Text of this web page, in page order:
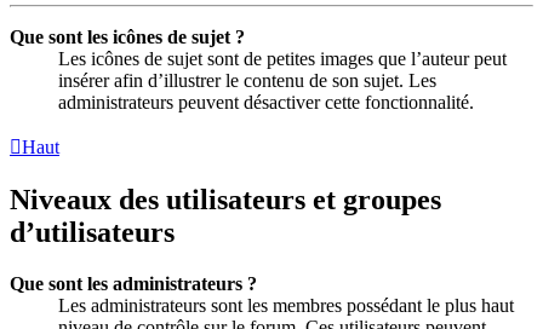
Que sont les icônes de sujet ?
Les icônes de sujet sont de petites images que l’auteur peut
insérer afin d’illustrer le contenu de son sujet. Les
administrateurs peuvent désactiver cette fonctionnalité.
Haut
Niveaux des utilisateurs et groupes
d’utilisateurs
Que sont les administrateurs ?
Les administrateurs sont les membres possédant le plus haut